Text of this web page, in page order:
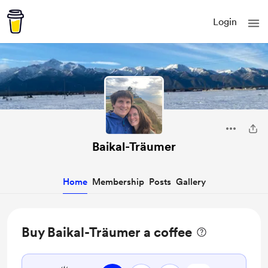
Login
Baikal-Träumer
Home Membership Posts Gallery
Buy Baikal-Träumer a coffee